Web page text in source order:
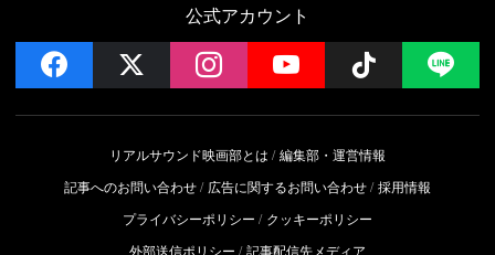
公式アカウント
facebook instagramYouTube Follow
リアルサウンド映画部とは
編集部・運営情報
記事へのお問い合わせ
広告に関するお問い合わせ 採用情報
プライバシーポリシー
クッキーポリシー
外部送信ポリシー
記事配信先メディア